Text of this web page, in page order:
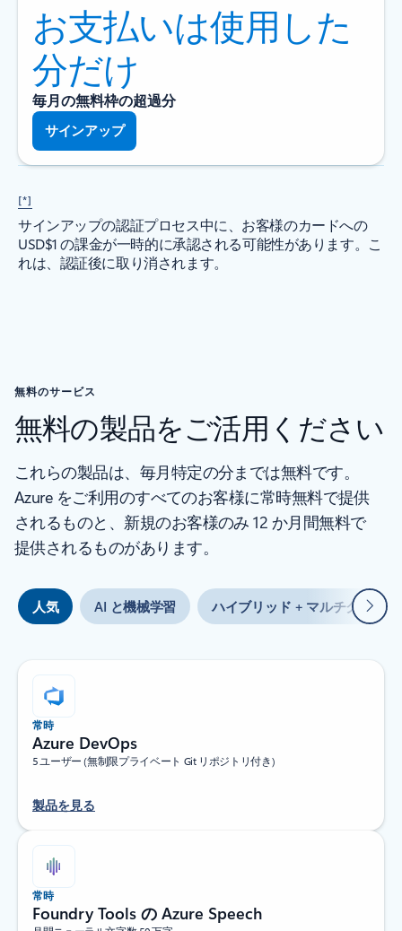
お支払いは使用した
分だけ
毎月の無料枠の超過分
サインアップ
[*]
サインアップの認証プロセス中に、お客様のカードへの
USD$1 の課金が一時的に承認される可能性があります。こ
れは、認証後に取り消されます。
無料のサービス
無料の製品をご活用ください
これらの製品は、毎月特定の分までは無料です。
Azure をご利用のすべてのお客様に常時無料で提供
されるものと、新規のお客様のみ 12 か月間無料で
提供されるものがあります。
人気 AI と機械学習 ハイブリッド + マルチクラウド
次
常時
Azure DevOps
5 ユーザー (無制限プライベート Git リポジトリ付き)
製品を見る
常時
Foundry Tools の Azure Speech